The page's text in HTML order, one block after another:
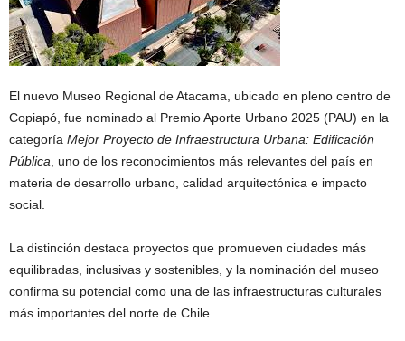
El nuevo Museo Regional de Atacama, ubicado en pleno centro de
Copiapó, fue nominado al Premio Aporte Urbano 2025 (PAU) en la
categoría Mejor Proyecto de Infraestructura Urbana: Edificación
Pública , uno de los reconocimientos más relevantes del país en
materia de desarrollo urbano, calidad arquitectónica e impacto
social.
La distinción destaca proyectos que promueven ciudades más
equilibradas, inclusivas y sostenibles, y la nominación del museo
confirma su potencial como una de las infraestructuras culturales
más importantes del norte de Chile.